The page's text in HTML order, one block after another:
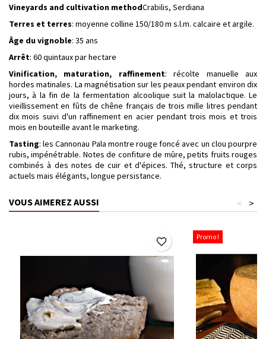
Vineyards and cultivation methodCrabilis, Serdiana
Terres et terres: moyenne colline 150/180 m s.l.m. calcaire et argile.
Âge du vignoble: 35 ans
Arrêt: 60 quintaux par hectare
Vinification, maturation, raffinement: récolte manuelle aux
hordes matinales. La magnétisation sur les peaux pendant environ dix
jours, à la fin de la fermentation alcoolique suit la malolactique. Le
vieillissement en fûts de chêne français de trois mille litres pendant
dix mois suivi d'un raffinement en acier pendant trois mois et trois
mois en bouteille avant le marketing.
Tasting: les Cannonau Pala montre rouge foncé avec un clou pourpre
rubis, impénétrable. Notes de confiture de mûre, petits fruits rouges
combinés à des notes de cuir et d'épices. Thé, structure et corps
actuels mais élégants, longue persistance.
VOUS AIMEREZ AUSSI >
<
favorite_border Promo !